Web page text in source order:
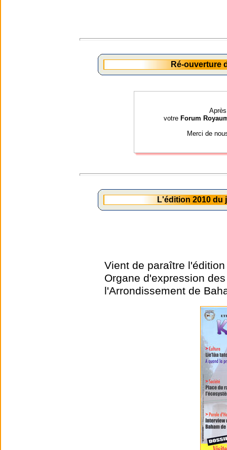
Ré-ouverture
votre Forum
Merci de
L'édition 2010 du
Vient de paraître
Organe d'expression
l'Arrondissement de